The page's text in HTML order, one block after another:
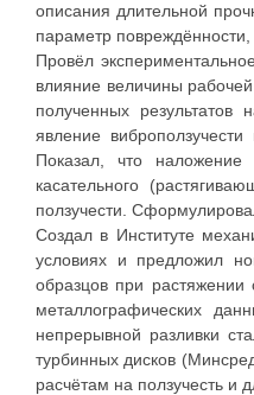
описания длительной
параметр
Провёл
влияние величины
полученных результатов
явление
Показал, что наложение
касательного
ползучести.
Создал в Институте
условиях и предложил
образцов при
металлографических
непрерывной разливки
турбинных дисков
расчётам на ползучесть и